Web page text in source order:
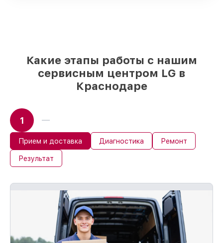
мастер приступает к восстановлению
сразу
Какие этапы работы с нашим
сервисным центром LG в
Краснодаре
1
Прием и доставка Диагностика Ремонт
Результат